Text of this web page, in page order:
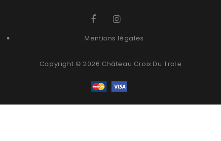
Mentions légales
Copyright © 2026 Château Croix Du Trale